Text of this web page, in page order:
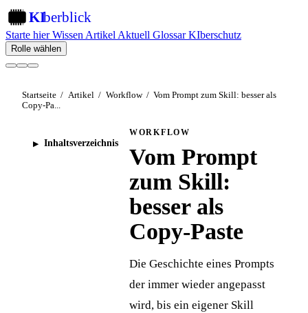
KIberblick
Starte hierWissen Artikel Aktuell GlossarKIberschutz
Rolle wählen
Startseite / Artikel / Workflow / Vom Prompt zum Skill: besser als
Copy-Pa...
Inhaltsverzeichnis
WORKFLOW
Vom Prompt
zum Skill:
besser als
Copy-Paste
Die Geschichte eines Prompts
der immer wieder angepasst
wird, bis ein eigener Skill